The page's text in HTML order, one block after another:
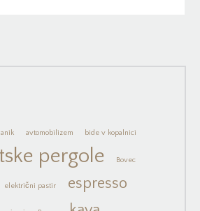
avtomobilizem bide v kopalnici
pergole Bovec
električni pastir espresso